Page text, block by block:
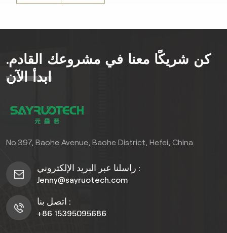
وظائف مصممة خصيصًا
المرورية الكثيفة مثل الحدائق
والمناطق التجارية والمعالم
السياحيةمصنوع من مواد معاد
متانة استثنائية (عمر افتراضي
يتراوح بين 15 و20 عامًا) مع
الطبيعي التي تمتزج بسلاسة مع
كن شريكًا معنا في مشروعك القادم.
ابدأ الآن
No.397, Baohe Avenue, Baohe District, Hefei, China
راسلنا عبر البريد الإلكتروني :
Jenny@sayruotech.com
اتصل بنا :
+86 15395095686